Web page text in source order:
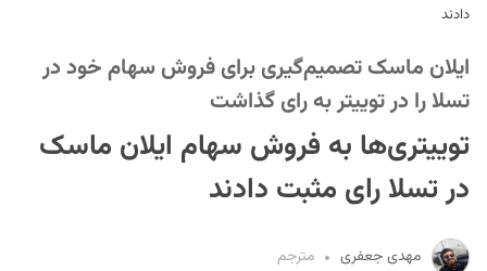
دادند
ایلان ماسک تصمیم‌گیری برای فروش سهام خود در
تسلا را در توییتر به رای گذاشت
توییتری‌ها به فروش سهام ایلان ماسک
در تسلا رای مثبت دادند
مهدی جعفری مترجم